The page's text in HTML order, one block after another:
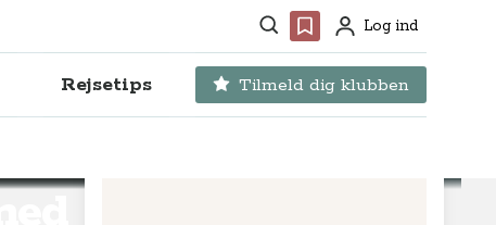
Søg Favoritter
ProfilLog ind
Rejsetips Tilmeld dig klubben